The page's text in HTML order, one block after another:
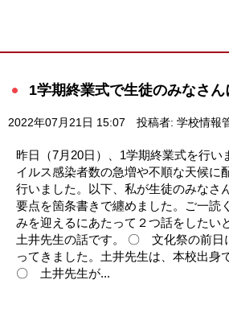
1学期終業式で生徒のみなさん
2022年07月21日 15:07 投稿者: 学校情報
昨日（7月20日）、1学期終業式を行い
イルス感染者数の急増や不順な天候に
行いました。以下、私が生徒のみなさ
要点を箇条書きで纏めました。ご一
みを迎えるにあたって２つ話をしたい
土井先生の話です。 〇 文化祭の前日
ってきました。土井先生は、本校出身
〇 土井先生が...